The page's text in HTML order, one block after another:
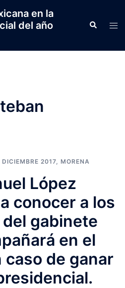
en la
del año
Search
DICIEMBRE 2017, MORENA
López
conocer a los
gabinete
en el
de ganar